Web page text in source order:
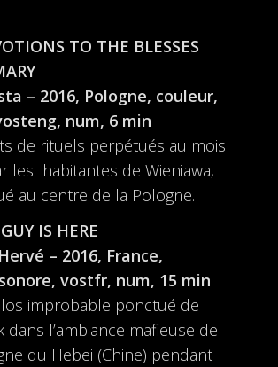
TO THE BLESSES
– 2016, Pologne, couleur,
num, 6 min
de rituels perpétués au mois
les habitantes de Wieniawa,
au centre de la Pologne.
IS HERE
– 2016, France,
vostfr, num, 15 min
improbable ponctué de
dans l’ambiance mafieuse de
du Hebei (Chine) pendant